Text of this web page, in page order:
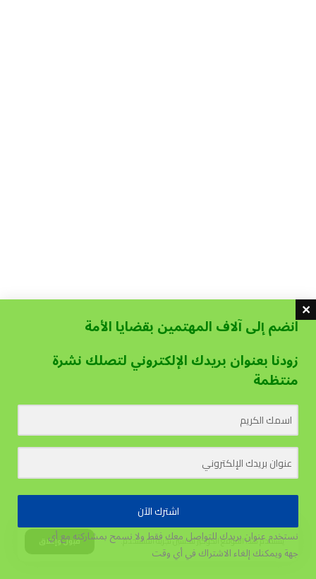
يستخدم هذا الموقع الكوكيز لتحسين تجربة المستخدم. قبول وإغلاق
انضم إلى آلاف المهتمين بقضايا الأمة
زودنا بعنوان بريدك الإلكتروني لتصلك نشرة
منتظمة
اشترك الآن
نستخدم عنوان بريدك للتواصل معك فقط ولا نسمح بمشاركته مع أي
جهةويمكنك إلغاء الاشتراك في أي وقت